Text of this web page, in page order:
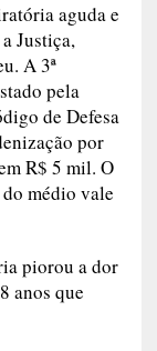
aguda e
Justiça,
A 3ª
pela
de Defesa
por
R$ 5 mil. O
médio vale
piorou a dor
anos que